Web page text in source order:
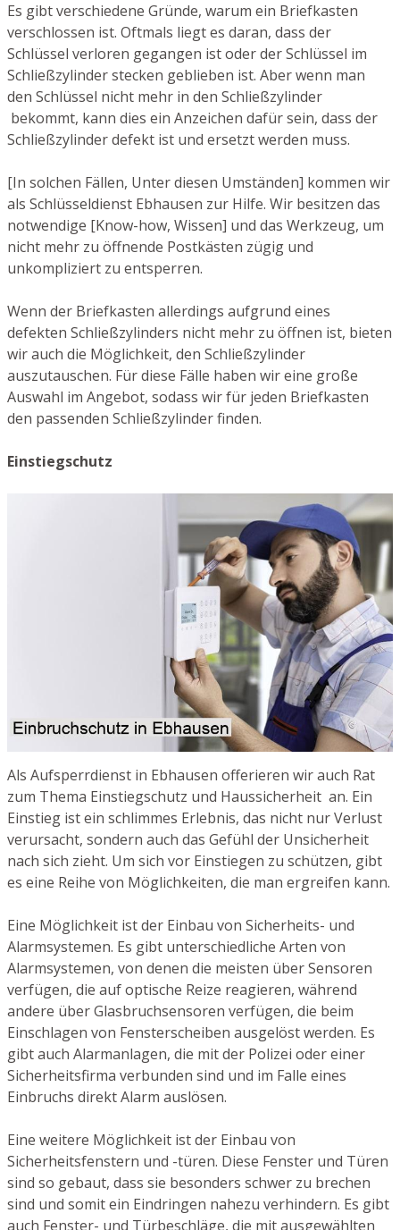
Es gibt verschiedene Gründe, warum ein Briefkasten
verschlossen ist. Oftmals liegt es daran, dass der
Schlüssel verloren gegangen ist oder der Schlüssel im
Schließzylinder stecken geblieben ist. Aber wenn man
den Schlüssel nicht mehr in den Schließzylinder
bekommt, kann dies ein Anzeichen dafür sein, dass der
Schließzylinder defekt ist und ersetzt werden muss.
[In solchen Fällen, Unter diesen Umständen] kommen wir
als Schlüsseldienst Ebhausen zur Hilfe. Wir besitzen das
notwendige [Know-how, Wissen] und das Werkzeug, um
nicht mehr zu öffnende Postkästen zügig und
unkompliziert zu entsperren.
Wenn der Briefkasten allerdings aufgrund eines
defekten Schließzylinders nicht mehr zu öffnen ist, bieten
wir auch die Möglichkeit, den Schließzylinder
auszutauschen. Für diese Fälle haben wir eine große
Auswahl im Angebot, sodass wir für jeden Briefkasten
den passenden Schließzylinder finden.
Einstiegschutz
Als Aufsperrdienst in Ebhausen offerieren wir auch Rat
zum Thema Einstiegschutz und Haussicherheit an. Ein
Einstieg ist ein schlimmes Erlebnis, das nicht nur Verlust
verursacht, sondern auch das Gefühl der Unsicherheit
nach sich zieht. Um sich vor Einstiegen zu schützen, gibt
es eine Reihe von Möglichkeiten, die man ergreifen kann.
Eine Möglichkeit ist der Einbau von Sicherheits- und
Alarmsystemen. Es gibt unterschiedliche Arten von
Alarmsystemen, von denen die meisten über Sensoren
verfügen, die auf optische Reize reagieren, während
andere über Glasbruchsensoren verfügen, die beim
Einschlagen von Fensterscheiben ausgelöst werden. Es
gibt auch Alarmanlagen, die mit der Polizei oder einer
Sicherheitsfirma verbunden sind und im Falle eines
Einbruchs direkt Alarm auslösen.
Eine weitere Möglichkeit ist der Einbau von
Sicherheitsfenstern und -türen. Diese Fenster und Türen
sind so gebaut, dass sie besonders schwer zu brechen
sind und somit ein Eindringen nahezu verhindern. Es gibt
auch Fenster- und Türbeschläge, die mit ausgewählten